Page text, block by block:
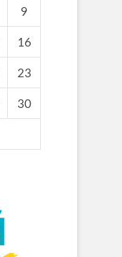
9
16
23
30